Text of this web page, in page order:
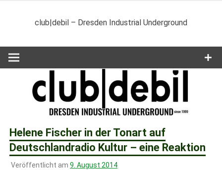
club|debil – Dresden Industrial Underground
Helene Fischer in der Tonart auf
Deutschlandradio Kultur – eine Reaktion
Veröffentlicht am 9. August 2014